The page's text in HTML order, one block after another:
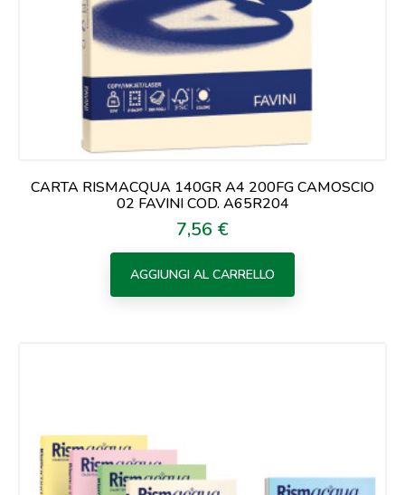
CARTA RISMACQUA 140GR A4 200FG CAMOSCIO
02 FAVINI COD. A65R204
Prezzo
7,56 €
AGGIUNGI AL CARRELLO